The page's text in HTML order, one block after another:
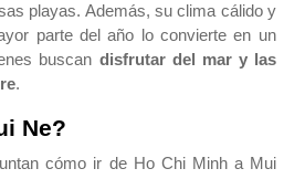
playas. Además, su clima cálido y
parte del año lo convierte en un
buscan disfrutar del mar y las
.
Ne?
cómo ir de Ho Chi Minh a Mui